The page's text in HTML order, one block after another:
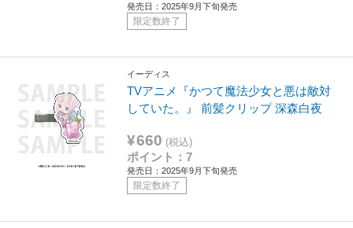
発売日：2025年9月下旬発売
限定数終了
イーディス
TVアニメ『かつて魔法少女と悪は敵対
していた。』 前髪クリップ 深森白夜
¥660 (税込)
ポイント：7
発売日：2025年9月下旬発売
限定数終了